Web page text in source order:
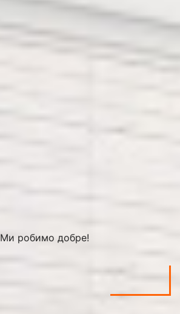
Ми робимо добре!